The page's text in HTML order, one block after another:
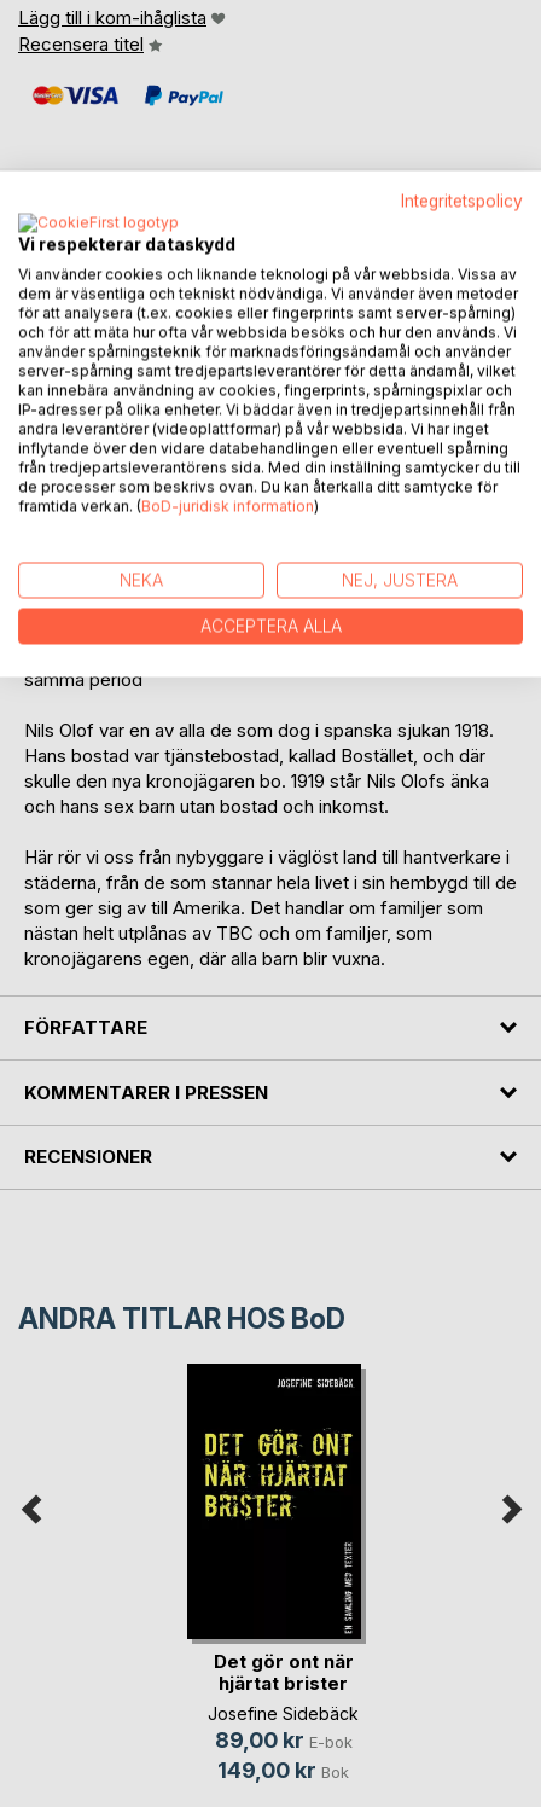
Lägg till i kom-ihåglista
Recensera titel
BESKRIVNING
En kulle i landskapet. Blommor på en grav. Ingen har
vägarna förbi här längre. Skulle någon ändå hitta hit så ser
de inte graven.
En grav över ett hus, ett hem för en far och mor och deras
sex barn.
Ett hus som blev en parentes i en bys historia men som är
grunden för generationer av ättlingar till det par som bodde
här från början, kronojägaren Nils Olof Hällgren och hans
Nils Olof Hällgren blev i slutet av 1800-talet kronojägare i en
liten by i Norrlands inland, några mil norr om polcirkeln.
Boken behandlar både hans och hustrun liv runt sekelskiftet
samma period
Nils Olof var en av alla de som dog i spanska sjukan 1918.
Hans bostad var tjänstebostad, kallad Bostället, och där
skulle den nya kronojägaren bo. 1919 står Nils Olofs änka
och hans sex barn utan bostad och inkomst.
Här rör vi oss från nybyggare i väglöst land till hantverkare i
städerna, från de som stannar hela livet i sin hembygd till de
som ger sig av till Amerika. Det handlar om familjer som
nästan helt utplånas av TBC och om familjer, som
kronojägarens egen, där alla barn blir vuxna.
FÖRFATTARE
KOMMENTARER I PRESSEN
RECENSIONER
ANDRA TITLAR HOS BoD
Det gör ont när
hjärtat brister
Josefine Sidebäck
89,00 kr E-bok
149,00 kr Bok
Integritetspolicy
Vi respekterar dataskydd
Vi använder cookies och liknande teknologi på vår webbsida. Vissa av
dem är väsentliga och tekniskt nödvändiga. Vi använder även metoder
för att analysera (t.ex. cookies eller fingerprints samt server-spårning)
och för att mäta hur ofta vår webbsida besöks och hur den används. Vi
använder spårningsteknik för marknadsföringsändamål och använder
server-spårning samt tredjepartsleverantörer för detta ändamål, vilket
kan innebära användning av cookies, fingerprints, spårningspixlar och
IP-adresser på olika enheter. Vi bäddar även in tredjepartsinnehåll från
andra leverantörer (videoplattformar) på vår webbsida. Vi har inget
inflytande över den vidare databehandlingen eller eventuell spårning
från tredjepartsleverantörens sida. Med din inställning samtycker du till
de processer som beskrivs ovan. Du kan återkalla ditt samtycke för
framtida verkan. (BoD-juridisk information)
NEKA NEJ, JUSTERA
ACCEPTERA ALLA